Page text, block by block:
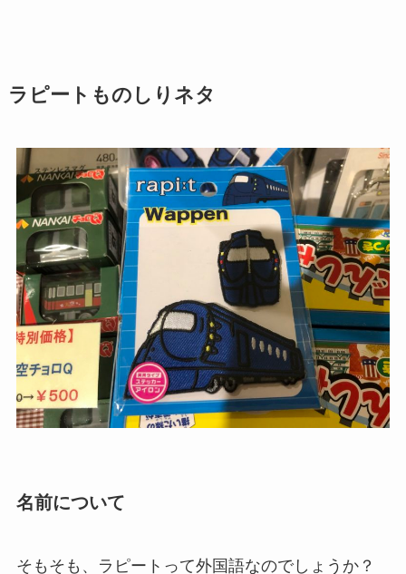
ラピートものしりネタ
名前について
そもそも、ラピートって外国語なのでしょうか？